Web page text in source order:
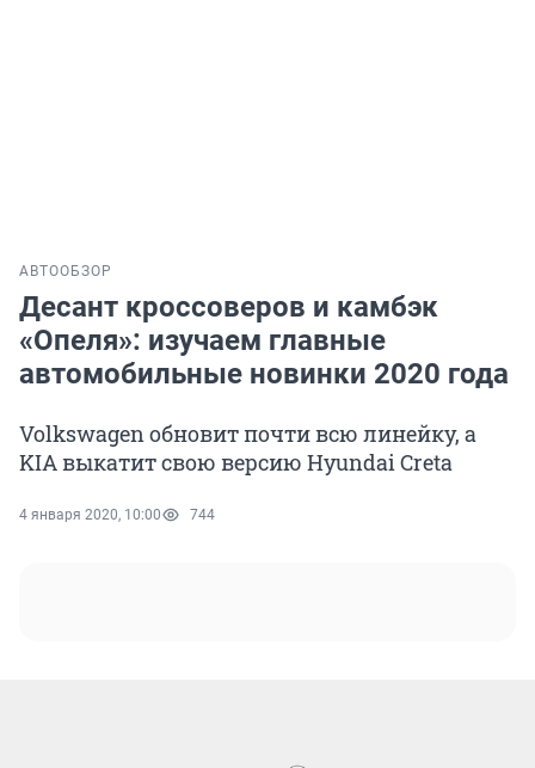
АВТООБЗОР
Десант кроссоверов и камбэк
«Опеля»: изучаем главные
автомобильные новинки 2020 года
Volkswagen обновит почти всю линейку, а
KIA выкатит свою версию Hyundai Creta
4 января 2020, 10:00 744